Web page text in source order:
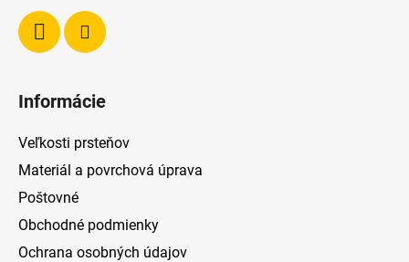
Informácie
Veľkosti prsteňov
Materiál a povrchová úprava
Poštovné
Obchodné podmienky
Ochrana osobných údajov